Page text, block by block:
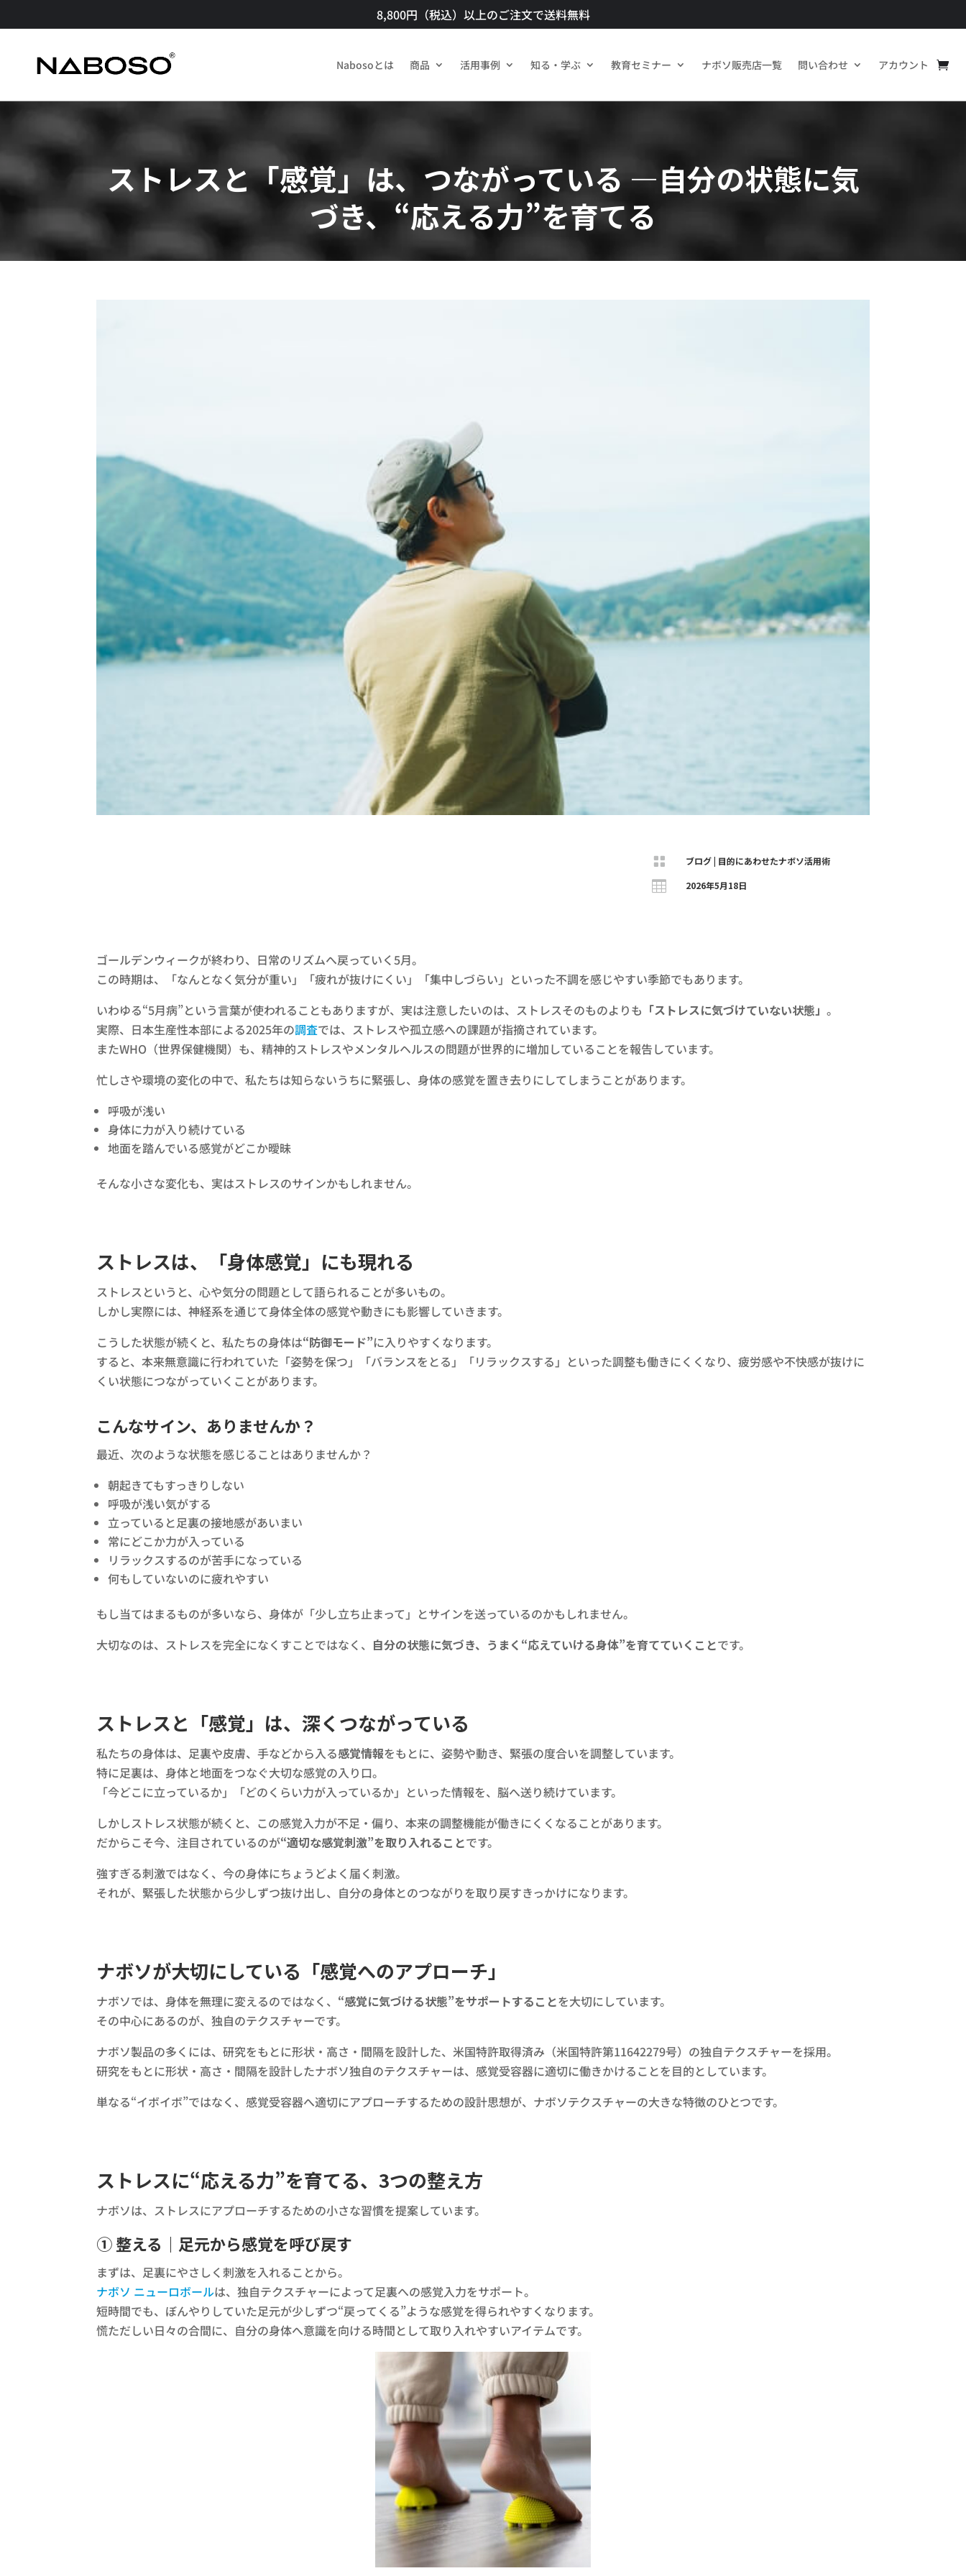
8,800円（税込）以上のご注文で送料無料​
Nabosoとは 商品​ 活用事例 知る・学ぶ 教育セミナー ナボソ販売店一覧 問い合わせ アカウント
ストレスと「感覚」は、つながっている ―自分の状態に気
づき、“応える力”を育てる
 ブログ| 目的にあわせたナボソ活用術
 2026年5月18日
ゴールデンウィークが終わり、日常のリズムへ戻っていく5月。
この時期は、「なんとなく気分が重い」「疲れが抜けにくい」「集中しづらい」といった不調を感じやすい季節でもあります。
いわゆる“5月病”という言葉が使われることもありますが、実は注意したいのは、ストレスそのものよりも 「ストレスに気づけていない状態」。
実際、日本生産性本部による2025年の調査では、ストレスや孤立感への課題が指摘されています。
またWHO（世界保健機関）も、精神的ストレスやメンタルヘルスの問題が世界的に増加していることを報告しています。
忙しさや環境の変化の中で、私たちは知らないうちに緊張し、身体の感覚を置き去りにしてしまうことがあります。
呼吸が浅い
身体に力が入り続けている
地面を踏んでいる感覚がどこか曖昧
そんな小さな変化も、実はストレスのサインかもしれません。
ストレスは、「身体感覚」にも現れる
ストレスというと、心や気分の問題として語られることが多いもの。
しかし実際には、神経系を通じて身体全体の感覚や動きにも影響していきます。
こうした状態が続くと、私たちの身体は“防御モード”に入りやすくなります。
すると、本来無意識に行われていた「姿勢を保つ」「バランスをとる」「リラックスする」といった調整も働きにくくなり、疲労感や不快感が抜けに
くい状態につながっていくことがあります。
こんなサイン、ありませんか？
最近、次のような状態を感じることはありませんか？
朝起きてもすっきりしない
呼吸が浅い気がする
立っていると足裏の接地感があいまい
常にどこか力が入っている
リラックスするのが苦手になっている
何もしていないのに疲れやすい
もし当てはまるものが多いなら、身体が「少し立ち止まって」とサインを送っているのかもしれません。
大切なのは、ストレスを完全になくすことではなく、 自分の状態に気づき、うまく“応えていける身体”を育てていくことです。
ストレスと「感覚」は、深くつながっている
私たちの身体は、足裏や皮膚、手などから入る感覚情報をもとに、姿勢や動き、緊張の度合いを調整しています。
特に足裏は、身体と地面をつなぐ大切な感覚の入り口。
「今どこに立っているか」「どのくらい力が入っているか」といった情報を、脳へ送り続けています。
しかしストレス状態が続くと、この感覚入力が不足・偏り、本来の調整機能が働きにくくなることがあります。
だからこそ今、注目されているのが“適切な感覚刺激”を取り入れることです。
強すぎる刺激ではなく、今の身体にちょうどよく届く刺激。
それが、緊張した状態から少しずつ抜け出し、自分の身体とのつながりを取り戻すきっかけになります。
ナボソが大切にしている「感覚へのアプローチ」
ナボソでは、身体を無理に変えるのではなく、 “感覚に気づける状態”をサポートすることを大切にしています。
その中心にあるのが、独自のテクスチャーです。
ナボソ製品の多くには、研究をもとに形状・高さ・間隔を設計した、米国特許取得済み（米国特許第11642279号）の独自テクスチャーを採用。
研究をもとに形状・高さ・間隔を設計したナボソ独自のテクスチャーは、感覚受容器に適切に働きかけることを目的としています。
単なる“イボイボ”ではなく、感覚受容器へ適切にアプローチするための設計思想が、ナボソテクスチャーの大きな特徴のひとつです。
ストレスに“応える力”を育てる、3つの整え方
ナボソは、ストレスにアプローチするための小さな習慣を提案しています。
① 整える｜足元から感覚を呼び戻す
まずは、足裏にやさしく刺激を入れることから。
ナボソ ニューロボールは、独自テクスチャーによって足裏への感覚入力をサポート。
短時間でも、ぼんやりしていた足元が少しずつ“戻ってくる”ような感覚を得られやすくなります。
慌ただしい日々の合間に、自分の身体へ意識を向ける時間として取り入れやすいアイテムです。